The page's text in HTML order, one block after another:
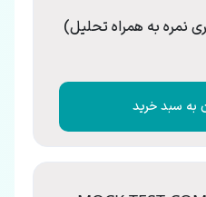
به سبد خرید